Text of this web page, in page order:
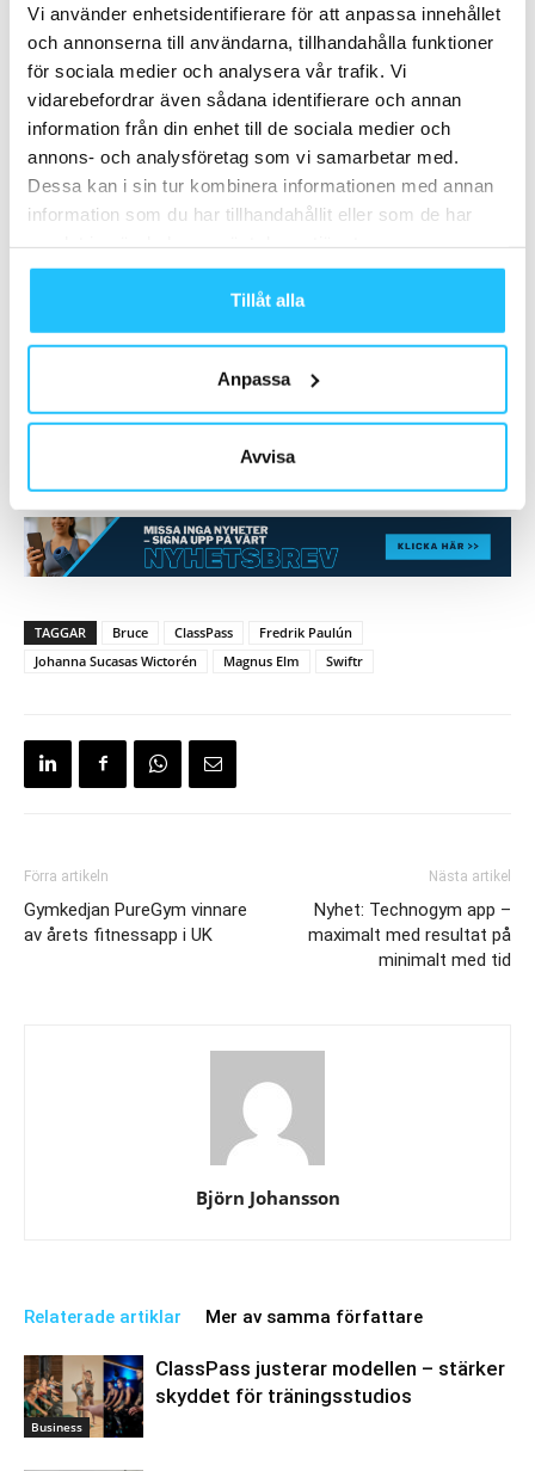
Vi använder enhetsidentifierare för att anpassa innehållet
och annonserna till användarna, tillhandahålla funktioner
för sociala medier och analysera vår trafik. Vi
vidarebefordrar även sådana identifierare och annan
information från din enhet till de sociala medier och
annons- och analysföretag som vi samarbetar med.
Dessa kan i sin tur kombinera informationen med annan
information som du har tillhandahållit eller som de har
Tillåt alla
Anpassa
Avvisa
Resultat: –4,1 Mkr (2020)
Antal kunder: Hemligt, men ”snart tillbaka där vi var innan
pandemin”.
Antal studios: Runt 400
Resultat: Hemligt
Antal kunder: Hemligt
Antal studios: Strax under 150 st
TAGGAR Bruce ClassPass
Fredrik Paulún
Johanna Sucasas Wictorén
Magnus Elm Swiftr
Förra artikeln
Gymkedjan PureGym vinnare
av årets fitnessapp i UK
Nästa artikel
Nyhet: Technogym app –
maximalt med resultat på
minimalt med tid
Björn Johansson
Relaterade artiklar Mer av samma författare
Business
ClassPass justerar modellen – stärker
skyddet för träningsstudios